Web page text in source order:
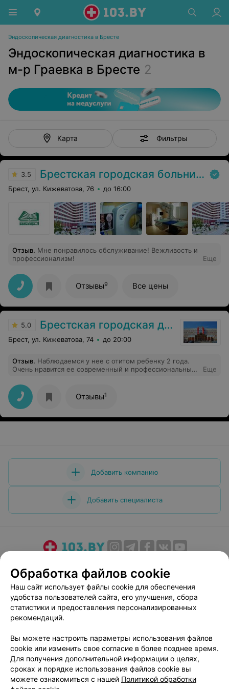
Эндоскопическая диагностика в Бресте
Эндоскопическая диагностика в
м-р Граевка в Бресте 2
Карта Фильтры
3.5 Брестская городская больница № 1
Брест, ул. Кижеватова, 76 до 16:00
Отзыв. Мне понравилось обслуживание! Вежливость и
профессионализм!
Еще
Отзывы9 Все цены
5.0 Брестская городская детская поликлиника №1
Брест, ул. Кижеватова, 74 до 20:00
Отзыв. Наблюдаемся у нее с отитом ребенку 2 года.
Очень нравится ее современный и профессиональный
всегда, что не мало важно - убедительно, никогда не
откажет в приеме без записи. Всем всегда ее советую,
жаль только принимает у нас в поликлинике.
Спокойная и уверенная в себе. Писать можно много
хорошего, но не буду, а то еще уведут в другую
Еще
Отзывы1
Добавить компанию
Добавить специалиста
Медицинский маркетинг
Публичный договор
Пользовательское соглашение
Способы оплаты
Вакансии
Партнеры
Написать руководителю 103.by
Персональные настройки cookie
Обработка персональных данных
Обработка файлов cookie
Наш сайт использует файлы cookie для обеспечения
удобства пользователей сайта, его улучшения, сбора
статистики и предоставления персонализированных
рекомендаций.
Вы можете настроить параметры использования файлов
cookie или изменить свое согласие в более позднее время.
Для получения дополнительной информации о целях,
сроках и порядке использования файлов cookie вы
можете ознакомиться с нашей Политикой обработки